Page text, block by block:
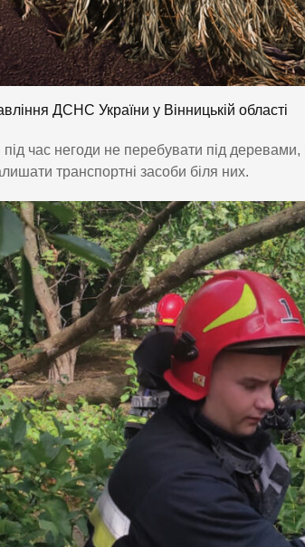
ДСНС України у Вінницькій області
час негоди не перебувати під деревами,
транспортні засоби біля них.